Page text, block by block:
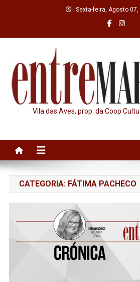
Sexta-feira, Agosto 07,
Vila das Aves, prop. da Coop
CATEGORIA: FÁTIMA PACHECO